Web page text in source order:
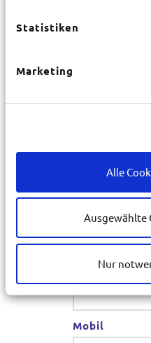
Statistiken
Marketing
Alle
Ausgewählte
Nur
PLZ*
E-Mail*
Telefon
Mobil